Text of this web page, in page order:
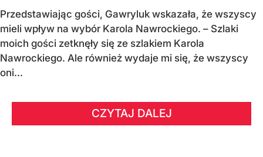
Przedstawiając gości, Gawryluk wskazała, że wszyscy
mieli wpływ na wybór Karola Nawrockiego. – Szlaki
moich gości zetknęły się ze szlakiem Karola
Nawrockiego. Ale również wydaje mi się, że wszyscy
oni...
CZYTAJ DALEJ